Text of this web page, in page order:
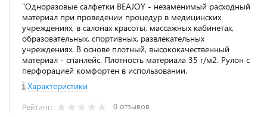
"Одноразовые салфетки BEAJOY - незаменимый расходный
материал при проведении процедур в медицинских
учреждениях, в салонах красоты, массажных кабинетах,
образовательных, спортивных, развлекательных
учреждениях. В основе плотный, высококачественный
материал - спанлейс. Плотность материала 35 г/м2. Рулон с
перфорацией комфортен в использовании.
Характеристики
Рейтинг: 0 отзывов